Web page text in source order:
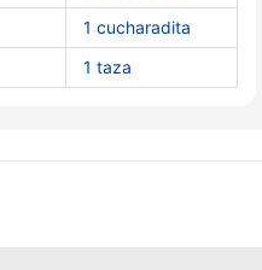
1 cucharadita
1 taza